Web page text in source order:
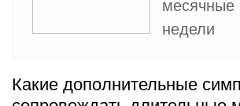
месячные
недели
Какие дополнительные